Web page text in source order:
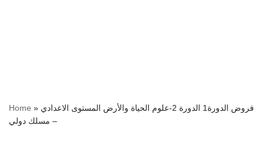
Home » فروض الدورة1 الدورة 2-علوم الحياة والأرض المستوى الاعدادي
– مسلك دولي